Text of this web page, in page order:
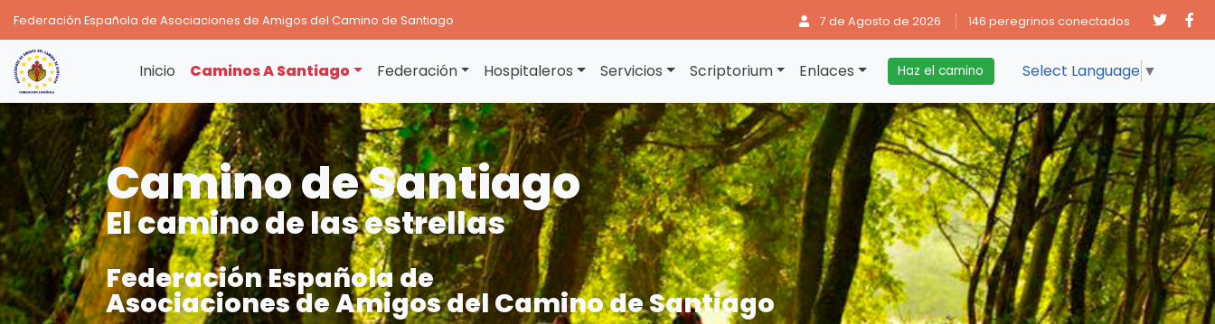
Federación Española de Asociaciones de Amigos del Camino de Santiago 7 de Agosto de 2026 146 peregrinos conectados
Inicio Caminos A Santiago Federación Hospitaleros Servicios Scriptorium Enlaces Haz el camino Select Language ▼
Camino de Santiago
El camino de las estrellas
Federación Española de
Asociaciones de Amigos del Camino de Santiago